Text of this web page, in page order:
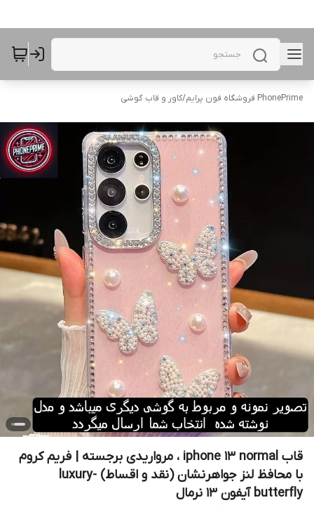
PhonePrime فروشگاه فون پرایم /کاور و قاب گوشی
قاب iphone 13 normal ، مرواریدی برجسته | فریم کروم
با محافظ لنز جواهرنشان (نقد و اقساط) luxury-
butterfly آیفون 13 نرمال